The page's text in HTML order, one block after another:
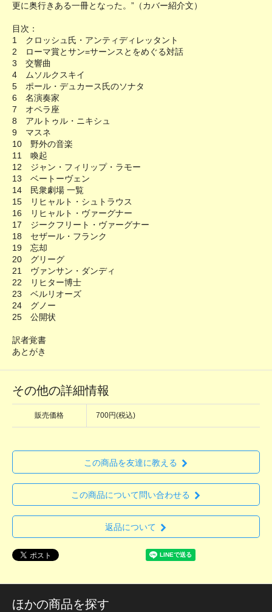
更に奥行きある一冊となった。”（カバー紹介文）
目次：
1 クロッシュ氏・アンティディレッタント
2 ローマ賞とサン=サーンスとをめぐる対話
3 交響曲
4 ムソルクスキイ
5 ポール・デュカース氏のソナタ
6 名演奏家
7 オペラ座
8 アルトゥル・ニキシュ
9 マスネ
10 野外の音楽
11 喚起
12 ジャン・フィリップ・ラモー
13 ベートーヴェン
14 民衆劇場 一覧
15 リヒャルト・シュトラウス
16 リヒャルト・ヴァーグナー
17 ジークフリート・ヴァーグナー
18 セザール・フランク
19 忘却
20 グリーグ
21 ヴァンサン・ダンディ
22 リヒター博士
23 ベルリオーズ
24 グノー
25 公開状
訳者覚書
あとがき
その他の詳細情報
販売価格 700円(税込)
この商品を友達に教える
この商品について問い合わせる
返品について
ほかの商品を探す